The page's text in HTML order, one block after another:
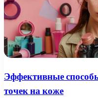
Эффективные
точек на коже